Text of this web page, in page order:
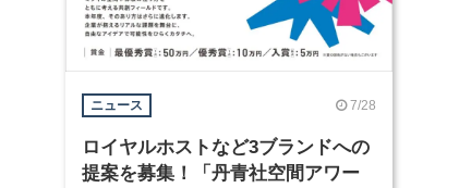
ニュース 7/28
ロイヤルホストなど3ブランドへの
提案を募集！「丹青社空間アワー